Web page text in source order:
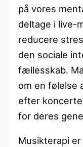
på vores
deltage i live-
reducere
den sociale
fællesskab.
om en følelse
efter
for deres
Musikterapi